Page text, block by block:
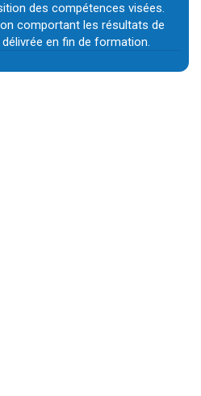
des compétences visées.
comportant les résultats de
en fin de formation.